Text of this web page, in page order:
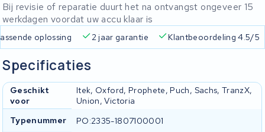
Bij revisie of reparatie duurt het na ontvangst ongeveer 15
werkdagen voordat uw accu klaar is
oplossing 2 jaar garantie Klantbeoordeling 4.5/5
Specificaties
Geschikt
voor
Itek, Oxford, Prophete, Puch, Sachs, TranzX,
Union, Victoria
Typenummer
PO:2335-1807100001